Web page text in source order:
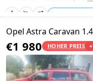
Opel Astra Caravan
€1 980 HOHER PREIS +